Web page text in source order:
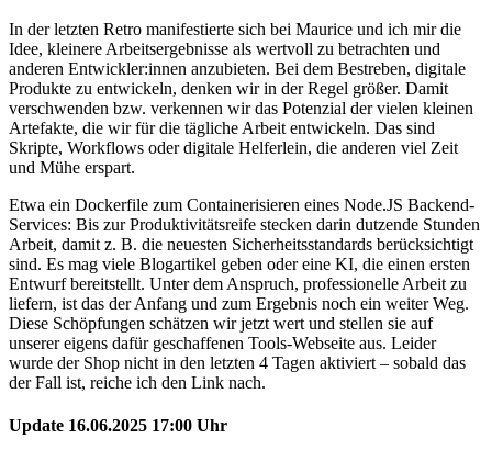
In der letzten Retro manifestierte sich bei Maurice und ich mir die
Idee, kleinere Arbeitsergebnisse als wertvoll zu betrachten und
anderen Entwickler:innen anzubieten. Bei dem Bestreben, digitale
Produkte zu entwickeln, denken wir in der Regel größer. Damit
verschwenden bzw. verkennen wir das Potenzial der vielen kleinen
Artefakte, die wir für die tägliche Arbeit entwickeln. Das sind
Skripte, Workflows oder digitale Helferlein, die anderen viel Zeit
und Mühe erspart.
Etwa ein Dockerfile zum Containerisieren eines Node.JS Backend-
Services: Bis zur Produktivitätsreife stecken darin dutzende Stunden
Arbeit, damit z. B. die neuesten Sicherheitsstandards berücksichtigt
sind. Es mag viele Blogartikel geben oder eine KI, die einen ersten
Entwurf bereitstellt. Unter dem Anspruch, professionelle Arbeit zu
liefern, ist das der Anfang und zum Ergebnis noch ein weiter Weg.
Diese Schöpfungen schätzen wir jetzt wert und stellen sie auf
unserer eigens dafür geschaffenen Tools-Webseite aus. Leider
wurde der Shop nicht in den letzten 4 Tagen aktiviert – sobald das
der Fall ist, reiche ich den Link nach.
Update 16.06.2025 17:00 Uhr